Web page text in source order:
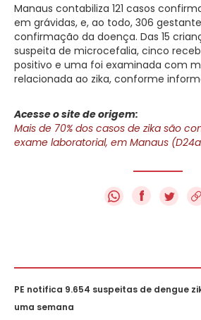
Manaus contabiliza 121 casos
em grávidas, e, ao todo, 306
confirmação da doença. Das 15
suspeita de microcefalia, cinco
positivo e uma foi examinada com
relacionada ao zika, conforme
Acesse o site de origem:
Mais de 70% dos casos de zika são
exame laboratorial, em Manaus
f
PE notifica 9.654 suspeitas de dengue
uma semana